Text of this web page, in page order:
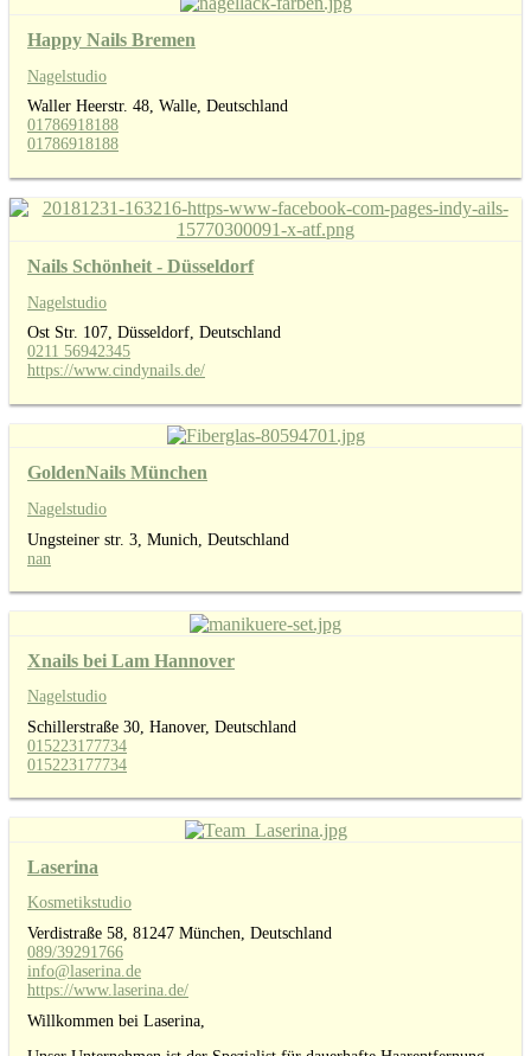
Happy Nails Bremen
Nagelstudio
Waller Heerstr. 48, Walle, Deutschland
01786918188
01786918188
Nails Schönheit - Düsseldorf
Nagelstudio
Ost Str. 107, Düsseldorf, Deutschland
0211 56942345
https://www.cindynails.de/
GoldenNails München
Nagelstudio
Ungsteiner str. 3, Munich, Deutschland
nan
Xnails bei Lam Hannover
Nagelstudio
Schillerstraße 30, Hanover, Deutschland
015223177734
015223177734
Laserina
Kosmetikstudio
Verdistraße 58, 81247 München, Deutschland
089/39291766
info@laserina.de
https://www.laserina.de/
Willkommen bei Laserina,